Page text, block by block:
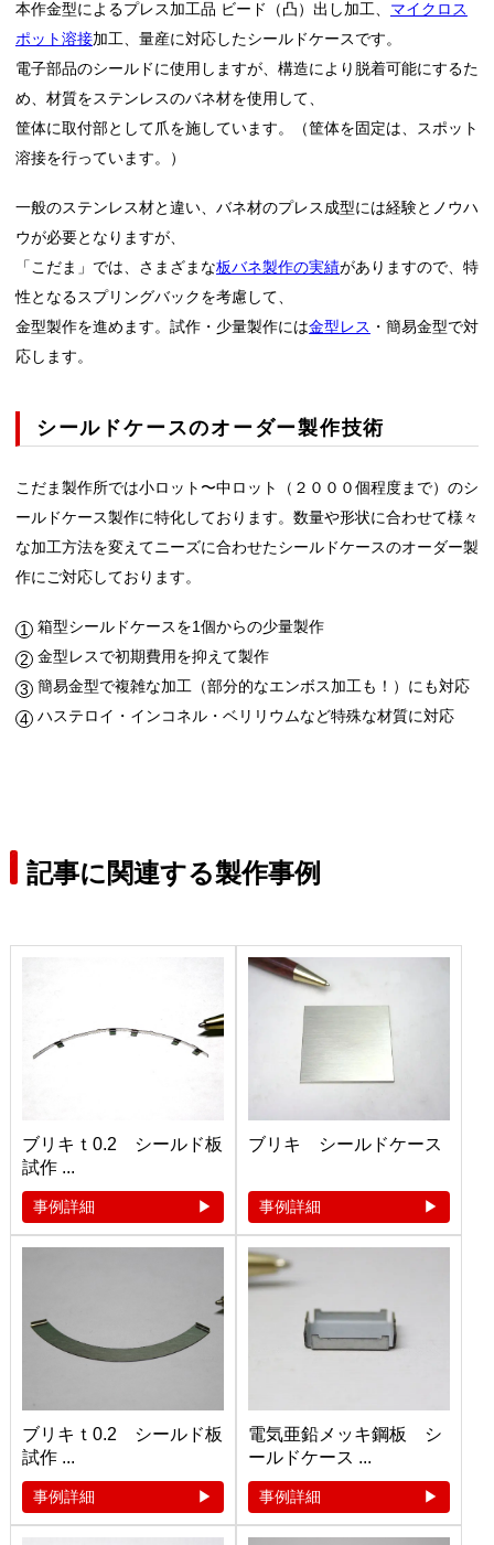
本作金型によるプレス加工品 ビード（凸）出し加工、 マイクロス
ポット溶接加工、量産に対応したシールドケースです。
電子部品のシールドに使用しますが、構造により脱着可能にするた
め、材質をステンレスのバネ材を使用して、
筐体に取付部として爪を施しています。（筐体を固定は、スポット
溶接を行っています。）
一般のステンレス材と違い、バネ材のプレス成型には経験とノウハ
ウが必要となりますが、
「こだま」では、さまざまな板バネ製作の実績がありますので、特
性となるスプリングバックを考慮して、
金型製作を進めます。試作・少量製作には金型レス ・簡易金型で対
応します。
シールドケースのオーダー製作技術
こだま製作所では小ロット〜中ロット（２０００個程度まで）のシ
ールドケース製作に特化しております。数量や形状に合わせて様々
な加工方法を変えてニーズに合わせたシールドケースのオーダー製
作にご対応しております。
箱型シールドケースを1個からの少量製作
金型レスで初期費用を抑えて製作
簡易金型で複雑な加工（部分的なエンボス加工も！）にも対応
ハステロイ・インコネル・ベリリウムなど特殊な材質に対応
記事に関連する製作事例
ブリキｔ0.2 シールド板
試作 ...
事例詳細
ブリキ シールドケース
事例詳細
ブリキｔ0.2 シールド板
試作 ...
事例詳細
電気亜鉛メッキ鋼板 シ
ールドケース ...
事例詳細